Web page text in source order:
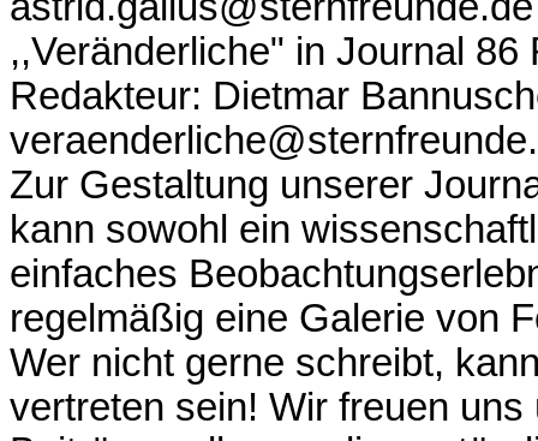
,,Veränderliche" in Journal
Redakteur: Dietmar
Zur Gestaltung unserer
kann sowohl ein
einfaches
regelmäßig eine Galerie von
Wer nicht gerne schreibt,
vertreten sein! Wir freuen